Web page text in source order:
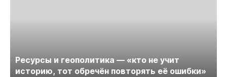
Ресурсы и геополитика — «кто не учит
историю, тот обречён повторять её ошибки»